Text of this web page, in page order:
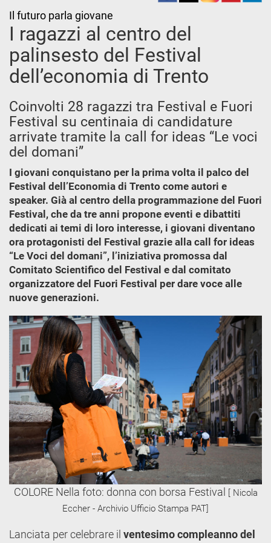
Il futuro parla giovane
I ragazzi al centro del
palinsesto del Festival
dell’economia di Trento
Coinvolti 28 ragazzi tra Festival e Fuori
Festival su centinaia di candidature
arrivate tramite la call for ideas “Le voci
del domani”
I giovani conquistano per la prima volta il palco del
Festival dell’Economia di Trento come autori e
speaker. Già al centro della programmazione del Fuori
Festival, che da tre anni propone eventi e dibattiti
dedicati ai temi di loro interesse, i giovani diventano
ora protagonisti del Festival grazie alla call for ideas
“Le Voci del domani”, l’iniziativa promossa dal
Comitato Scientifico del Festival e dal comitato
organizzatore del Fuori Festival per dare voce alle
nuove generazioni.
COLORE Nella foto: donna con borsa Festival [ Nicola
Eccher - Archivio Ufficio Stampa PAT]
Lanciata per celebrare il ventesimo compleanno del